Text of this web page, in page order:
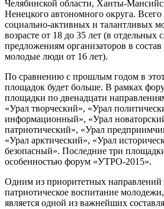
Челябинской области, Ханты-
Ненецкого автономного округа.
социально-активных и талантливых
возрасте от 18 до 35 лет (в отдельных
предложениям организаторов в
молодые люди от 16 лет).
По сравнению с прошлым годом в этот
площадок будет больше. В рамках
площадки по двенадцати
«Урал творческий», «Урал
информационный», «Урал
патриотический», «Урал
«Урал арктический», «Урал
безопасный». Последние три
особенностью форум «УТРО-2015».
Одним из приоритетных направлений
патриотическое воспитание
является одной из важнейших